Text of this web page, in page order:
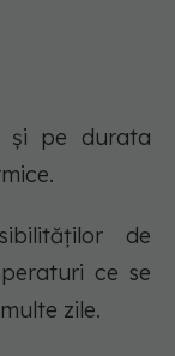
și pe durata
de
ce se
zile.